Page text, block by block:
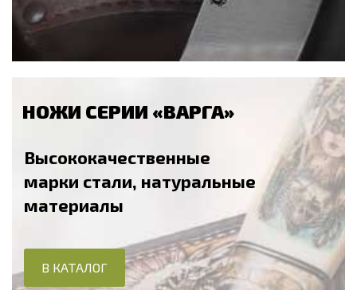
НОЖИ СЕРИИ «ВАРГА»
Высококачественные
марки стали, натуральные
материалы
В КАТАЛОГ